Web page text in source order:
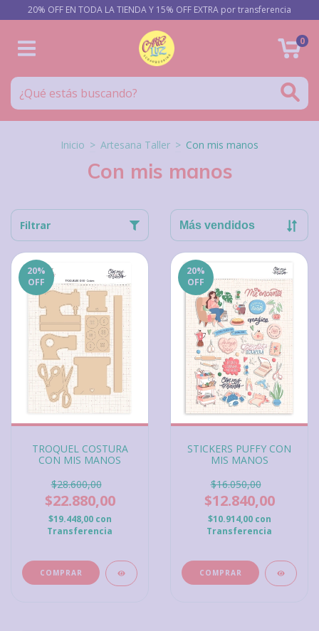
20% OFF EN TODA LA TIENDA Y 15% OFF EXTRA por transferencia
0
Inicio > Artesana Taller > Con mis manos
Con mis manos
Filtrar
20%
OFF
TROQUEL COSTURA
CON MIS MANOS
$28.600,00
$22.880,00
$19.448,00 con
Transferencia
20%
OFF
STICKERS PUFFY CON
MIS MANOS
$16.050,00
$12.840,00
$10.914,00 con
Transferencia